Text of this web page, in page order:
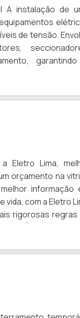
A instalação de
de tensão.
conforme
Eletro Lima,
orçamento na
informação
vida, com a Eletro
rigorosas regras
vida preço,
de vida,
em orçar
ficam de fora